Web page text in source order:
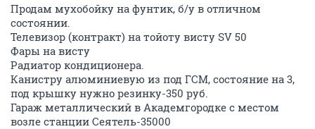
Продам мухобойку на фунтик, б/у в отличном
состоянии.
Телевизор (контракт) на тойоту висту SV 50
Фары на висту
Радиатор кондиционера.
Канистру алюминиевую из под ГСМ, состояние на 3,
под крышку нужно резинку-350 руб.
Гараж металлический в Академгородке с местом
возле станции Сеятель-35000